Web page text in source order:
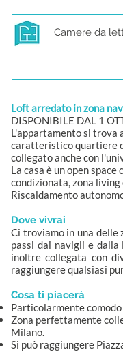
Camere da
Loft arredato in zona
DISPONIBILE DAL 1
L'appartamento si trova
caratteristico quartiere
collegato anche con
La casa è un open
condizionata, zona
Riscaldamento
Dove vivrai
Ci troviamo in una delle
passi dai navigli e
inoltre collegata con
raggiungere qualsiasi
Cosa ti piacerà
Particolarmente
Zona perfettamente
Milano.
Si può raggiungere